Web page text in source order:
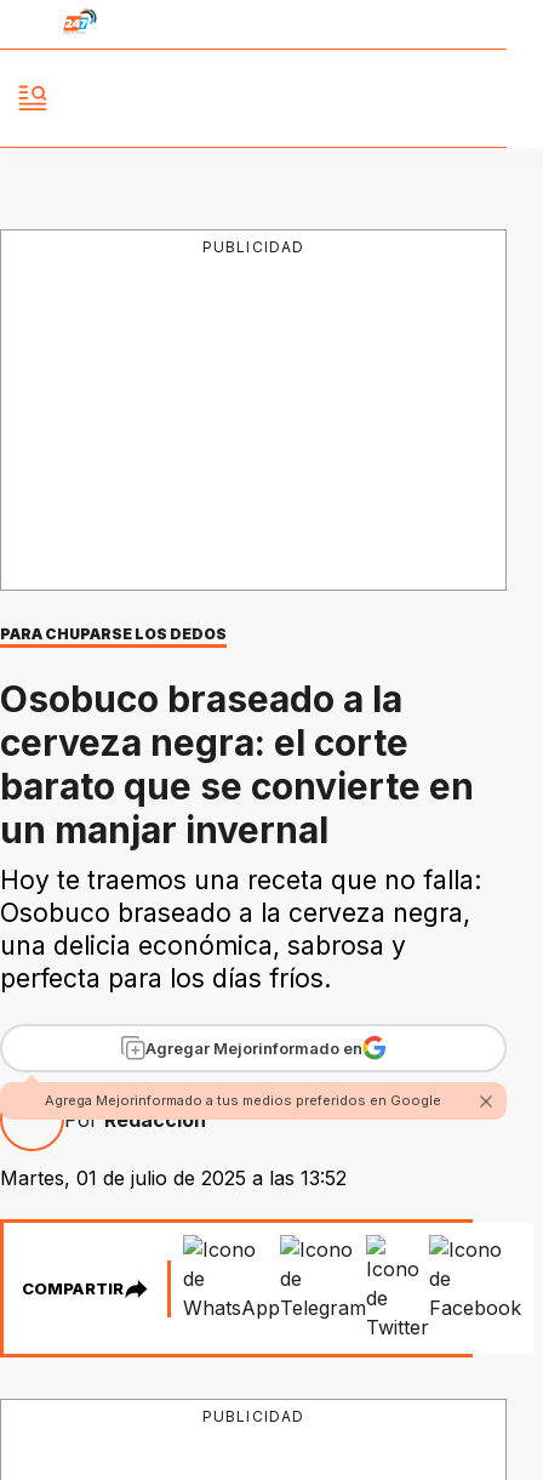
PUBLICIDAD
PARA CHUPARSE LOS DEDOS
Osobuco braseado a la
cerveza negra: el corte
barato que se convierte en
un manjar invernal
Hoy te traemos una receta que no falla:
Osobuco braseado a la cerveza negra,
una delicia económica, sabrosa y
perfecta para los días fríos.
Agregar Mejorinformado en
Agrega Mejorinformado a tus medios preferidos en Google
PorRedacción
Martes, 01 de julio de 2025 a las 13:52
COMPARTIR
PUBLICIDAD